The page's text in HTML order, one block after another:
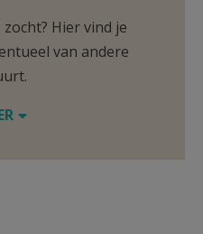
Hier vind je
van andere